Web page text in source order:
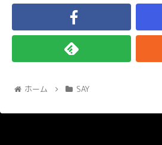
ホーム SAY